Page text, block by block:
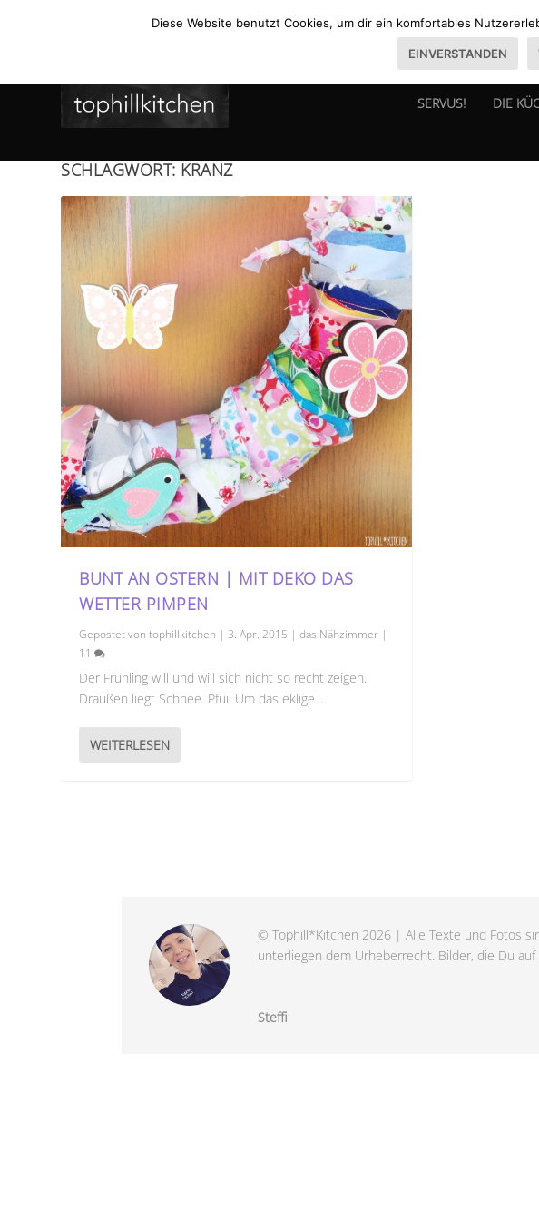
SERVUS! DIE
SCHLAGWORT: KRANZ
BUNT AN OSTERN | MIT DEKO DAS
WETTER PIMPEN
Gepostet vontophillkitchen |3. Apr. 2015 |das Nähzimmer |
11
Der Frühling will und will sich nicht so recht zeigen.
Draußen liegt Schnee. Pfui. Um das eklige...
WEITERLESEN
© Tophill*Kitchen 2026 | Alle Texte und Fotos
unterliegen dem Urheberrecht. Bilder, die Du
Steffi
Diese Website benutzt Cookies, um dir ein komfortables
EINVERSTANDEN